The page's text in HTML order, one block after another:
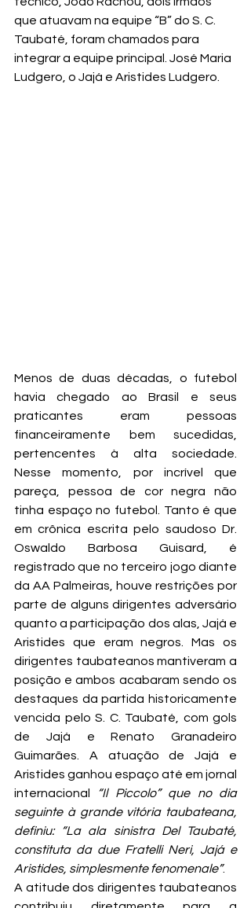
que atuavam na equipe “B” do S. C.
Taubaté, foram chamados para
integrar a equipe principal. José Maria
Ludgero, o Jajá e Aristides Ludgero.
Menos de duas décadas, o futebol
havia chegado ao Brasil e seus
praticantes eram pessoas
financeiramente bem sucedidas,
pertencentes à alta sociedade.
Nesse momento, por incrível que
pareça, pessoa de cor negra não
tinha espaço no futebol. Tanto é que
em crônica escrita pelo saudoso Dr.
Oswaldo Barbosa Guisard, é
registrado que no terceiro jogo diante
da AA Palmeiras, houve restrições por
parte de alguns dirigentes adversário
quanto a participação dos alas, Jajá e
Aristides que eram negros. Mas os
dirigentes taubateanos mantiveram a
posição e ambos acabaram sendo os
destaques da partida historicamente
vencida pelo S. C. Taubaté, com gols
de Jajá e Renato Granadeiro
Guimarães. A atuação de Jajá e
Aristides ganhou espaço até em jornal
internacional “Il Piccolo” que no dia
seguinte à grande vitória taubateana,
definiu: “La ala sinistra Del Taubaté,
constituta da due Fratelli Neri, Jajá e
Aristides, simplesmente fenomenale”.
A atitude dos dirigentes taubateanos